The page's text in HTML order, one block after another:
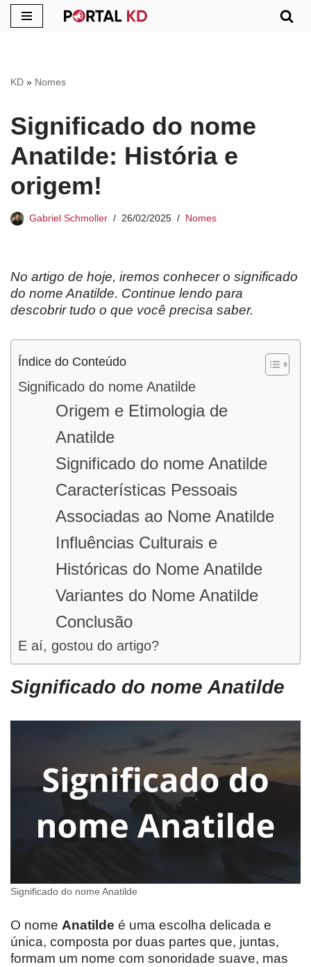
conteúdo
KD » Nomes
Significado do nome
Anatilde: História e
origem!
Gabriel Schmoller 26/02/2025 Nomes
No artigo de hoje, iremos conhecer o significado
do nome Anatilde. Continue lendo para
descobrir tudo o que você precisa saber.
Índice do Conteúdo
Significado do nome Anatilde
Origem e Etimologia de
Anatilde
Significado do nome Anatilde
Características Pessoais
Associadas ao Nome Anatilde
Influências Culturais e
Históricas do Nome Anatilde
Variantes do Nome Anatilde
Conclusão
E aí, gostou do artigo?
Significado do nome Anatilde
Significado do nome Anatilde
O nome Anatilde é uma escolha delicada e
única, composta por duas partes que, juntas,
formam um nome com sonoridade suave, mas